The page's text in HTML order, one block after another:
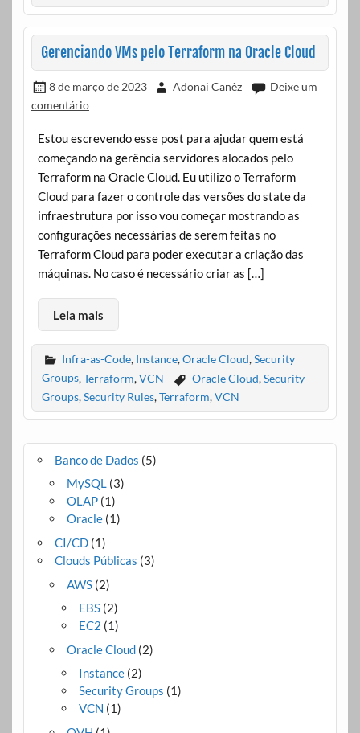
Gerenciando VMs pelo Terraform na Oracle Cloud
8 de março de 2023 Adonai Canêz
Deixe um
comentário
Estou escrevendo esse post para ajudar quem está
começando na gerência servidores alocados pelo
Terraform na Oracle Cloud. Eu utilizo o Terraform
Cloud para fazer o controle das versões do state da
infraestrutura por isso vou começar mostrando as
configurações necessárias de serem feitas no
Terraform Cloud para poder executar a criação das
máquinas. No caso é necessário criar as […]
Leia mais
Infra-as-Code, Instance,Oracle Cloud,Security
Groups, Terraform VCN Oracle Cloud Security
Groups,Security Rules,Terraform,VCN
Banco de Dados (5)
MySQL(3)
OLAP(1)
Oracle(1)
CI/CD(1)
Clouds Públicas (3)
AWS(2)
EBS (2)
EC2 (1)
Oracle Cloud(2)
Instance (2)
Security Groups (1)
VCN (1)